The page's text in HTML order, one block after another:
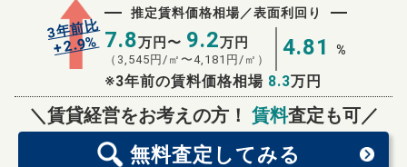
3年前比
+2.9%
推定賃料価格相場／表面利回り
7.8万円〜 9.2万円
（ 3,545 円/㎡〜4,181 円/㎡） 4.81 %
※3年前の賃料価格相場 8.3万円
＼賃貸経営をお考えの方！ 賃料査定も可／
無料査定 してみる
無料査定スタート！